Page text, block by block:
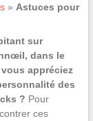
» Astuces pour
sur
dans le
vous appréciez
des
? Pour
ces